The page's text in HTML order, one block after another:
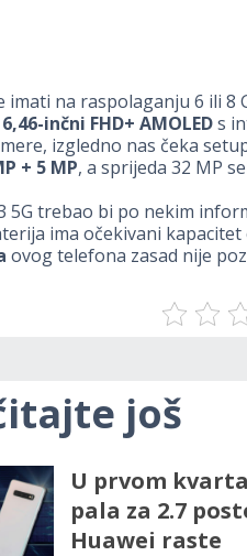
imati na raspolaganju 6 ili 8
inčni FHD+ AMOLEDs
izgledno nas čeka
+ 5 MP, a sprijeda 32 MP
5G trebao bi po nekim
ima očekivani kapacitet
ovog telefona zasad nije
još
U prvom
pala za 2.7
Huawei raste